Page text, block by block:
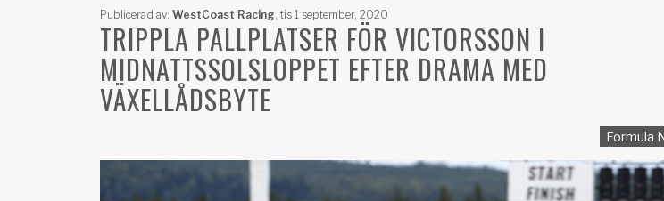
Publicerad av: WestCoast Racing, tis 1 september, 2020
TRIPPLA PALLPLATSER FÖR VICTORSSON I
MIDNATTSSOLSLOPPET EFTER DRAMA MED
VÄXELLÅDSBYTE
Formula